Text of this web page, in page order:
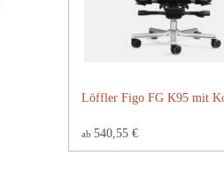
Löffler Figo FG K95 mit
ab 540,55 €